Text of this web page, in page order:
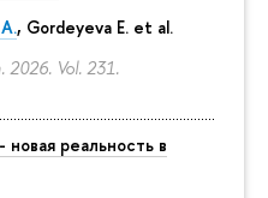
, Gordeyeva E. et al.
2026. Vol. 231.
реальность в